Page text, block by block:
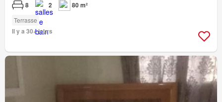
8 2 80 m²
Terrasse
Il y a 30+ jours